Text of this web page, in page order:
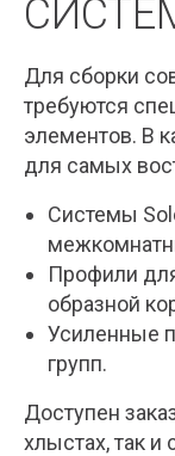
Для сборки
требуются
элементов. В
для самых
Системы
Профили
образной
Усиленные
групп.
Доступен
хлыстах, так и